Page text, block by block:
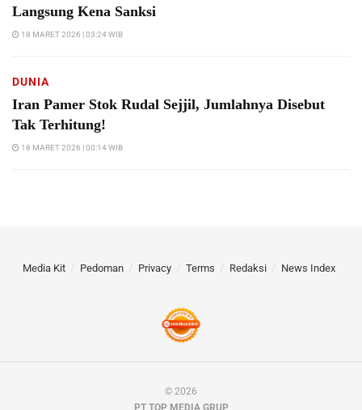
Langsung Kena Sanksi
18 MARET 2026 | 03:24 WIB
DUNIA
Iran Pamer Stok Rudal Sejjil, Jumlahnya Disebut
Tak Terhitung!
18 MARET 2026 | 00:14 WIB
Media Kit Pedoman Privacy Terms Redaksi News Index
© 2026
PT TOP MEDIA GRUP